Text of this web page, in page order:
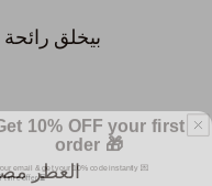
بيخلق
العطر
10% OFF your first
order 🎁
time offer ⏳